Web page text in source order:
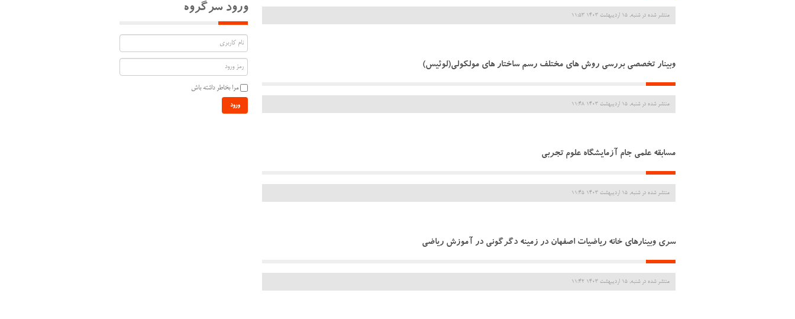
منتشر شده در شنبه, 15 ارديبهشت 1403 11:53
وبینار تخصصی بررسی روش های مختلف رسم ساختار های مولکولی(لوئیس)
منتشر شده در شنبه, 15 ارديبهشت 1403 11:48
مسابقه علمی جام آزمایشگاه علوم تجربی
منتشر شده در شنبه, 15 ارديبهشت 1403 11:45
سری وبینارهای خانه ریاضیات اصفهان در زمینه دگرگونی در آموزش ریاضی
منتشر شده در شنبه, 15 ارديبهشت 1403 11:42
ورود سرگروه
مرا بخاطر داشته باش
ورود